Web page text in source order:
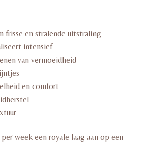
frisse en stralende uitstraling
intensief
van vermoeidheid
en comfort
week een royale laag aan op een